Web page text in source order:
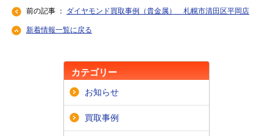
前の記事 ： ダイヤモンド買取事例（貴金属） 札幌市清田区平岡店
新着情報一覧に戻る
カテゴリー
お知らせ
買取事例